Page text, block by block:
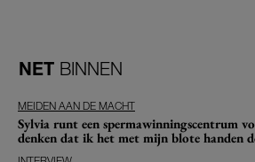
NET BINNEN
MEIDEN AAN DE MACHT
Sylvia runt een spermawinningscentrum
denken dat ik het met mijn blote handen